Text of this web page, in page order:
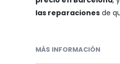
las reparaciones de
MÁS INFORMACIÓN